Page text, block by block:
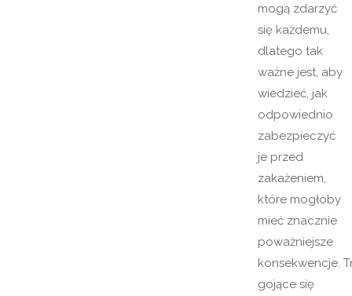
mogą zdarzyć
się każdemu,
dlatego tak
ważne jest, aby
wiedzieć, jak
odpowiednio
zabezpieczyć
je przed
zakażeniem,
które mogłoby
mieć znacznie
poważniejsze
konsekwencje.
gojące się